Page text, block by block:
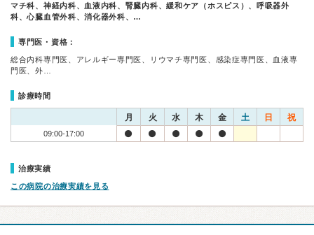
マチ科、神経内科、血液内科、腎臓内科、緩和ケア（ホスピス）、呼吸器外
科、心臓血管外科、消化器外科、…
専門医・資格：
総合内科専門医、アレルギー専門医、リウマチ専門医、感染症専門医、血液専
門医、外…
診療時間
月 火 水 木 金 土 日 祝
09:00-17:00
治療実績
この病院の治療実績を見る